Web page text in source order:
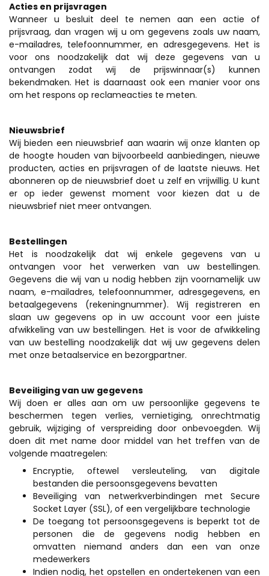
Acties en prijsvragen
Wanneer u besluit deel te nemen aan een actie of
prijsvraag, dan vragen wij u om gegevens zoals uw naam,
e-mailadres, telefoonnummer, en adresgegevens. Het is
voor ons noodzakelijk dat wij deze gegevens van u
ontvangen zodat wij de prijswinnaar(s) kunnen
bekendmaken. Het is daarnaast ook een manier voor ons
om het respons op reclameacties te meten.
Nieuwsbrief
Wij bieden een nieuwsbrief aan waarin wij onze klanten op
de hoogte houden van bijvoorbeeld aanbiedingen, nieuwe
producten, acties en prijsvragen of de laatste nieuws. Het
abonneren op de nieuwsbrief doet u zelf en vrijwillig. U kunt
er op ieder gewenst moment voor kiezen dat u de
nieuwsbrief niet meer ontvangen.
Bestellingen
Het is noodzakelijk dat wij enkele gegevens van u
ontvangen voor het verwerken van uw bestellingen.
Gegevens die wij van u nodig hebben zijn voornamelijk uw
naam, e-mailadres, telefoonnummer, adresgegevens, en
betaalgegevens (rekeningnummer). Wij registreren en
slaan uw gegevens op in uw account voor een juiste
afwikkeling van uw bestellingen. Het is voor de afwikkeling
van uw bestelling noodzakelijk dat wij uw gegevens delen
met onze betaalservice en bezorgpartner.
Beveiliging van uw gegevens
Wij doen er alles aan om uw persoonlijke gegevens te
beschermen tegen verlies, vernietiging, onrechtmatig
gebruik, wijziging of verspreiding door onbevoegden. Wij
doen dit met name door middel van het treffen van de
volgende maatregelen:
Encryptie, oftewel versleuteling, van digitale
bestanden die persoonsgegevens bevatten
Beveiliging van netwerkverbindingen met Secure
Socket Layer (SSL), of een vergelijkbare technologie
De toegang tot persoonsgegevens is beperkt tot de
personen die de gegevens nodig hebben en
omvatten niemand anders dan een van onze
medewerkers
Indien nodig, het opstellen en ondertekenen van een